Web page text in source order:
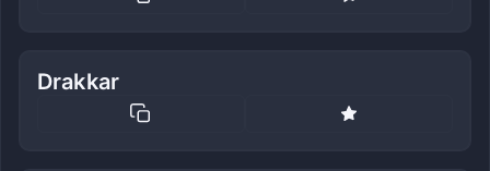
Drakkar